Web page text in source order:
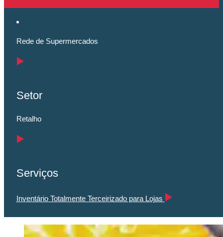
Rede de Supermercados
Setor
Retalho
Serviços
Inventário Totalmente Terceirizado para Lojas